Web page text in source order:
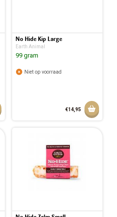
Aan winkelmandje toevoegen
No Hide Kip Large
Earth Animal
99 gram
Niet op voorraad
€14,95 Aan